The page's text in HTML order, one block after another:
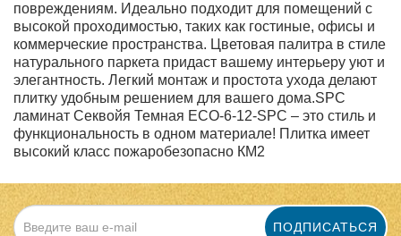
повреждениям. Идеально подходит для помещений с
высокой проходимостью, таких как гостиные, офисы и
коммерческие пространства. Цветовая палитра в стиле
натурального паркета придаст вашему интерьеру уют и
элегантность. Легкий монтаж и простота ухода делают
плитку удобным решением для вашего дома.SPC
ламинат Секвойя Темная ЕСО-6-12-SPC – это стиль и
функциональность в одном материале! Плитка имеет
высокий класс пожаробезопасно КМ2
ПОДПИСАТЬСЯ